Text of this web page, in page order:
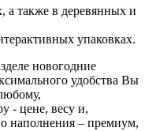
а также в деревянных и
упаковках.
новогодние
удобства Вы
- цене, весу и,
наполнения – премиум,